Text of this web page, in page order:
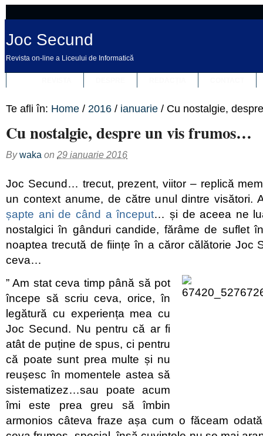
Joc Secund
Revista on-line a Liceului de Informatică
Te afli în: Home / 2016 / ianuarie / Cu nostalgie,
Cu nostalgie, despre un vis frumos…
Bywaka on 29 ianuarie 2016
Joc Secund… trecut, prezent, viitor – replică
un context anume, de către unul dintre visători.
șapte ani de când a început… și de aceea ne
nostalgici în gânduri candide, fărâme de suflet
noaptea trecută de ființe în a căror călătorie Joc
ceva…
” Am stat ceva timp până să pot
începe să scriu ceva, orice, în
legătură cu experiența mea cu
Joc Secund. Nu pentru că ar fi
atât de puține de spus, ci pentru
că poate sunt prea multe și nu
reușesc în momentele astea să
sistematizez…sau poate acum
îmi este prea greu să îmbin
armonios câteva fraze așa cum o făceam